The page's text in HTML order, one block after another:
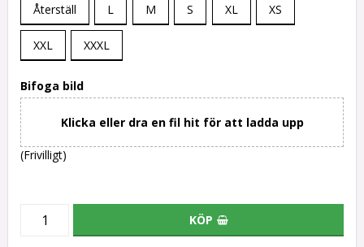
Återställ
L M S XL XS
XXL XXXL
Bifoga bild
Klicka eller dra en fil hit för att ladda upp
(Frivilligt)
KÖP